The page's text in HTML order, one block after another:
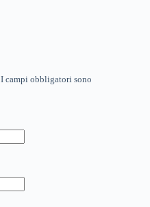
I campi obbligatori sono